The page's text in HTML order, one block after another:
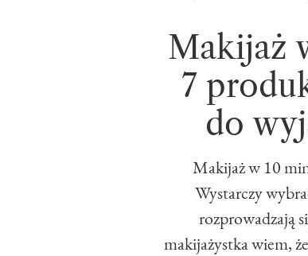
Makijaż
7
do
Makijaż w 10
Wystarczy
rozprowadzają
makijażystka wiem,